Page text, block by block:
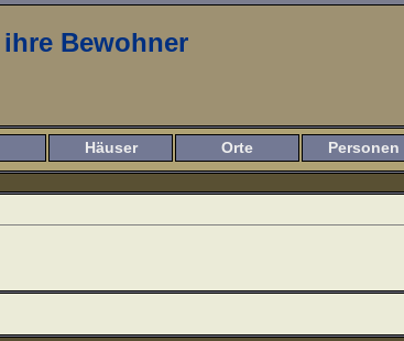
Bewohner
Häuser Orte Personen